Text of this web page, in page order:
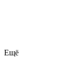
Ещё